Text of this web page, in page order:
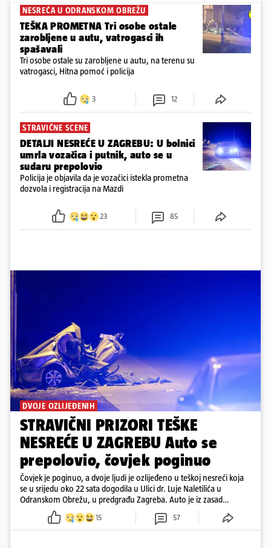
NESREĆA U ODRANSKOM OBREŽU
TEŠKA PROMETNA Tri osobe ostale
zarobljene u autu, vatrogasci ih
spašavali
Tri osobe ostale su zarobljene u autu, na terenu su
vatrogasci, Hitna pomoć i policija
3 12
STRAVIČNE SCENE
DETALJI NESREĆE U ZAGREBU: U bolnici
umrla vozačica i putnik, auto se u
sudaru prepolovio
Policija je objavila da je vozačici istekla prometna
dozvola i registracija na Mazdi
23 85
DVOJE OZLIJEĐENIH
STRAVIČNI PRIZORI TEŠKE
NESREĆE U ZAGREBU Auto se
prepolovio, čovjek poginuo
Čovjek je poginuo, a dvoje ljudi je ozlijeđeno u teškoj nesreći koja
se u srijedu oko 22 sata dogodila u Ulici dr. Luje Naletilića u
Odranskom Obrežu, u predgrađu Zagreba. Auto je iz zasad
neutvrđenih razloga sletio s kolnika, a od siline udara vozilo se
prepolovilo.
15 57